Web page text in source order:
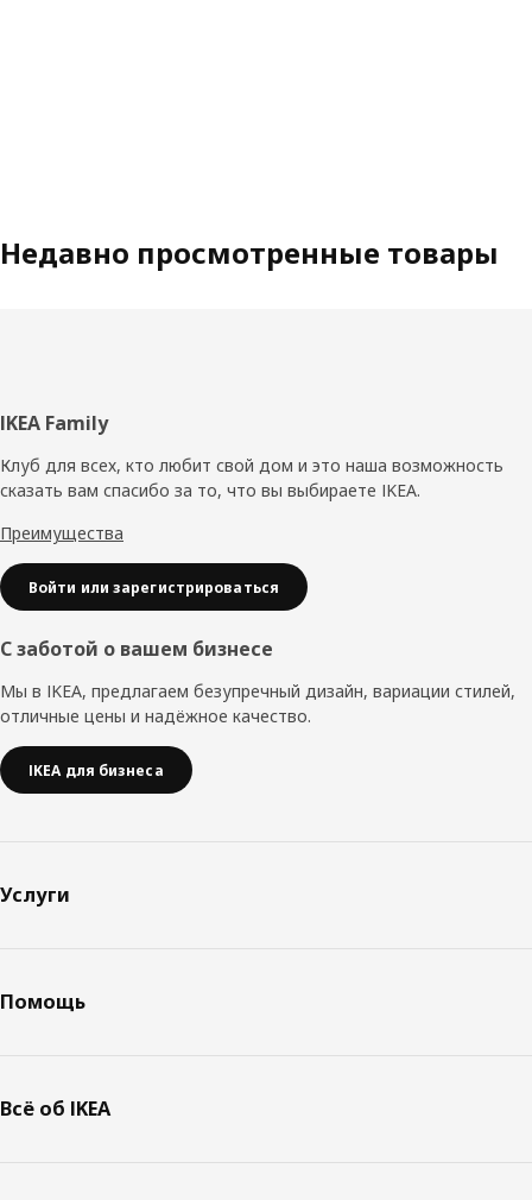
Недавно просмотренные товары
Нижний
колонтитул
IKEA Family
Клуб для всех, кто любит свой дом и это наша возможность
сказать вам спасибо за то, что вы выбираете IKEA.
Преимущества
Войти или зарегистрироваться
С заботой о вашем бизнесе
Мы в IKEA, предлагаем безупречный дизайн, вариации стилей,
отличные цены и надёжное качество.
IKEA для бизнеса
Услуги
Помощь
Всё об IKEA